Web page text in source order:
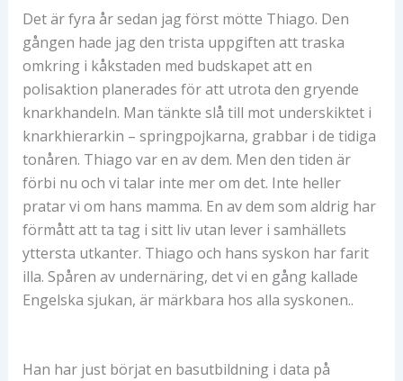
Det är fyra år sedan jag först mötte Thiago. Den
gången hade jag den trista uppgiften att traska
omkring i kåkstaden med budskapet att en
polisaktion planerades för att utrota den gryende
knarkhandeln. Man tänkte slå till mot underskiktet i
knarkhierarkin – springpojkarna, grabbar i de tidiga
tonåren. Thiago var en av dem. Men den tiden är
förbi nu och vi talar inte mer om det. Inte heller
pratar vi om hans mamma. En av dem som aldrig har
förmått att ta tag i sitt liv utan lever i samhällets
yttersta utkanter. Thiago och hans syskon har farit
illa. Spåren av undernäring, det vi en gång kallade
Engelska sjukan, är märkbara hos alla syskonen..
Han har just börjat en basutbildning i data på